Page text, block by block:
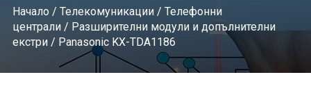
Начало / Телекомуникации/ Телефонни
централи/ Разширителни модули и допълнителни
екстри/ Panasonic KX-TDA1186